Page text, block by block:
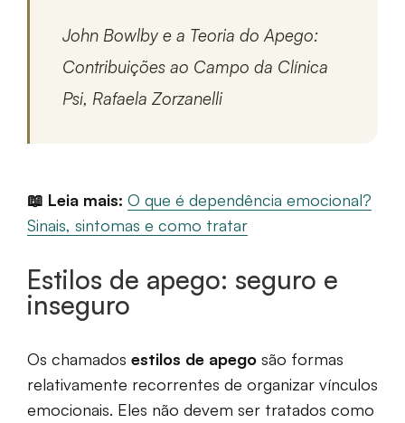
John Bowlby e a Teoria do Apego:
Contribuições ao Campo da Clínica
Psi, Rafaela Zorzanelli
📖 Leia mais: O que é dependência emocional?
Sinais, sintomas e como tratar
Estilos de apego: seguro e
inseguro
Os chamados estilos de apego são formas
relativamente recorrentes de organizar vínculos
emocionais. Eles não devem ser tratados como